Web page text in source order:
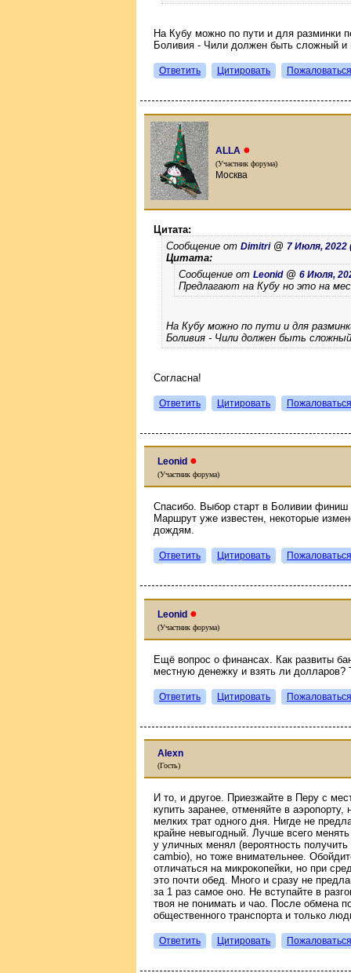
На Кубу можно по пути и для разминки
Боливия - Чили должен быть сложный и
Ответить Цитировать Пожаловаться
ALLA ●
(Участник форума)
Москва
Цитата:
Сообщение от Dimitri@ 7 Июля, 2022
Цитата:
Сообщение от Leonid@ 6 Июля,
Предлагают на Кубу но это на
На Кубу можно по пути и для
Боливия - Чили должен быть
Согласна!
Ответить Цитировать Пожаловаться
Leonid ●
(Участник форума)
Спасибо. Выбор старт в Боливии финиш
Маршрут уже известен, некоторые
дождям.
Ответить Цитировать Пожаловаться
Leonid ●
(Участник форума)
Ещё вопрос о финансах. Как развиты
местную денежку и взять ли долларов?
Ответить Цитировать Пожаловаться
Alexn
(Гость)
И то, и другое. Приезжайте в Перу с
купить заранее, отменяйте в
мелких трат одного дня. Нигде не
крайне невыгодный. Лучше всего
у уличных менял (вероятность
cambio), но тоже внимательнее.
отличаться на микрокопейки, но при
это почти обед. Много и сразу не
за 1 раз самое оно. Не вступайте в
твоя не понимать и чао. После обмена
общественного транспорта и только
Ответить Цитировать Пожаловаться